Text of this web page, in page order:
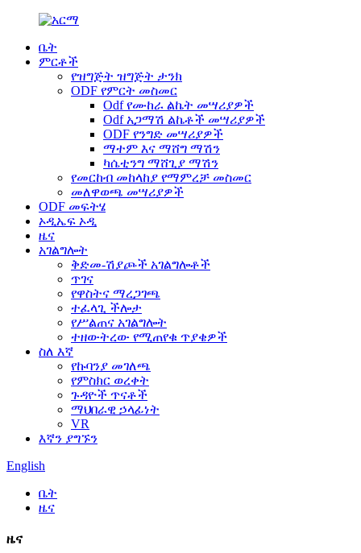
ቤት
ምርቶች
የዝግጅት ዝግጅት ታንክ
ODF የምርት መስመር
Odf የሙከራ ልኬት መሣሪያዎች
Odf አጋማሽ ልኬቶች መሣሪያዎች
ODF የንግድ መሣሪያዎች
ማተም እና ማሸግ ማሽን
ካሴቲንግ ማሸጊያ ማሽን
የመርከብ መከላከያ የማምረቻ መስመር
መለዋወጫ መሣሪያዎች
ODF መፍትሄ
ኦዲኤፍ ኦዲ
ዜና
አገልግሎት
ቅድመ-ሽያጮች አገልግሎቶች
ጥገና
የዋስትና ማረጋገጫ
ተፈላጊ ችሎታ
የሥልጠና አገልግሎት
ተዘውትረው የሚጠየቁ ጥያቄዎች
ስለ እኛ
የኩባንያ መገለጫ
የምስክር ወረቀት
ጉዳዮች ጥናቶች
ማህበራዊ ኃላፊነት
VR
እኛን ያግኙን
English
ቤት
ዜና
ዜና